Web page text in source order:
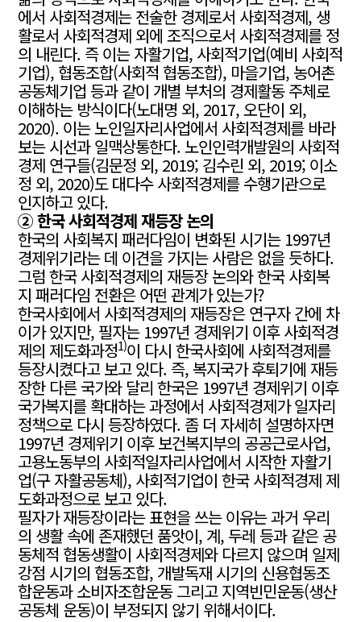
에서 사회적경제는 전술한 경제로서 사회적경제, 생
활로서 사회적경제 외에 조직으로서 사회적경제를 정
의 내린다. 즉 이는 자활기업, 사회적기업(예비 사회적
기업), 협동조합(사회적 협동조합), 마을기업, 농어촌
공동체기업 등과 같이 개별 부처의 경제활동 주체로
이해하는 방식이다(노대명 외, 2017, 오단이 외,
2020). 이는 노인일자리사업에서 사회적경제를 바라
보는 시선과 일맥상통한다. 노인인력개발원의 사회적
경제 연구들(김문정 외, 2019; 김수린 외, 2019; 이소
정 외, 2020)도 대다수 사회적경제를 수행기관으로
인지하고 있다.
② 한국 사회적경제 재등장 논의
한국의 사회복지 패러다임이 변화된 시기는 1997년
경제위기라는 데 이견을 가지는 사람은 없을 듯하다.
그럼 한국 사회적경제의 재등장 논의와 한국 사회복
지 패러다임 전환은 어떤 관계가 있는가?
한국사회에서 사회적경제의 재등장은 연구자 간에 차
이가 있지만, 필자는 1997년 경제위기 이후 사회적경
제의 제도화과정1)이 다시 한국사회에 사회적경제를
등장시켰다고 보고 있다. 즉, 복지국가 후퇴기에 재등
장한 다른 국가와 달리 한국은 1997년 경제위기 이후
국가복지를 확대하는 과정에서 사회적경제가 일자리
정책으로 다시 등장하였다. 좀 더 자세히 설명하자면
1997년 경제위기 이후 보건복지부의 공공근로사업,
고용노동부의 사회적일자리사업에서 시작한 자활기
업(구 자활공동체), 사회적기업이 한국 사회적경제 제
도화과정으로 보고 있다.
필자가 재등장이라는 표현을 쓰는 이유는 과거 우리
의 생활 속에 존재했던 품앗이, 계, 두레 등과 같은 공
동체적 협동생활이 사회적경제와 다르지 않으며 일제
강점 시기의 협동조합, 개발독재 시기의 신용협동조
합운동과 소비자조합운동 그리고 지역빈민운동(생산
공동체 운동)이 부정되지 않기 위해서이다.